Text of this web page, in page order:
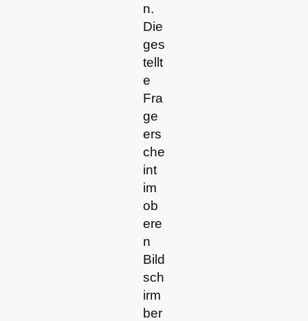
n.
Die
ges
tellt
e
Fra
ge
ers
che
int
im
ob
ere
n
Bild
sch
irm
ber